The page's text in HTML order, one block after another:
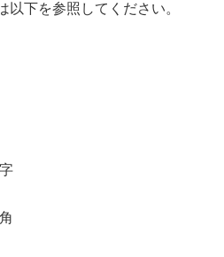
下を参照してください。